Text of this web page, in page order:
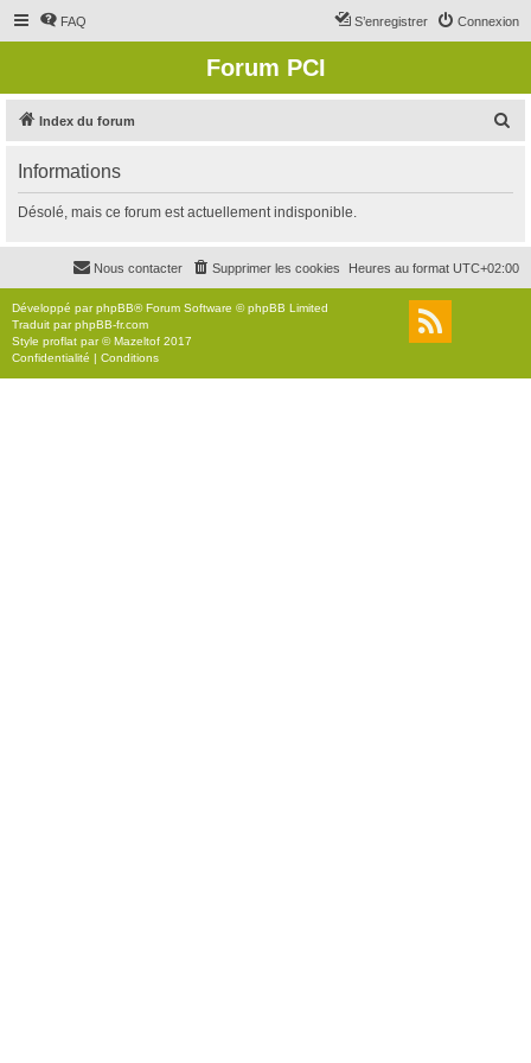
FAQ Connexion
S’enregistrer
Forum PCI
Index du forum
r
c
r
Informations
Désolé, mais ce forum est actuellement indisponible.
Heures au format UTC+02:00
Supprimer les cookies
Nous contacter
Développé parphpBB® Forum Software © phpBB Limited
Traduit parphpBB-fr.com
Style proflat par ©Mazeltof 2017
Confidentialité | Conditions